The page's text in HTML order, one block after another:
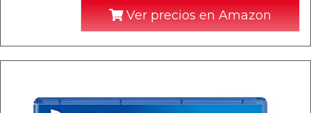
Ver precios en Amazon